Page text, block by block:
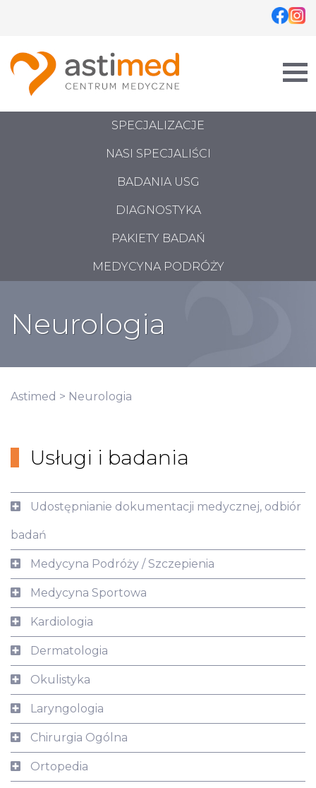
SPECJALIZACJE
NASI SPECJALIŚCI
BADANIA USG
DIAGNOSTYKA
PAKIETY BADAŃ
MEDYCYNA PODRÓŻY
Neurologia
Astimed > Neurologia
Usługi i badania
Udostępnianie dokumentacji medycznej, odbiór
badań
Medycyna Podróży / Szczepienia
Medycyna Sportowa
Kardiologia
Dermatologia
Okulistyka
Laryngologia
Chirurgia Ogólna
Ortopedia